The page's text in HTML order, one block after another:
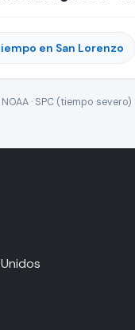
en San Lorenzo
· SPC (tiempo